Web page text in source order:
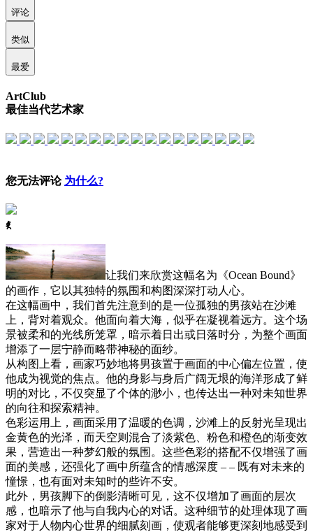
评论
类似
最爱
ArtClub
最佳当代艺术家
您无法评论 为什么?
ꈅ
让我们来欣赏这幅名为《Ocean Bound》
的画作，它以其独特的氛围和构图深深打动人心。
在这幅画中，我们首先注意到的是一位孤独的男孩站在沙滩
上，背对着观众。他面向着大海，似乎在凝视着远方。这个场
景被柔和的光线所笼罩，暗示着日出或日落时分，为整个画面
增添了一层宁静而略带神秘的面纱。
从构图上看，画家巧妙地将男孩置于画面的中心偏左位置，使
他成为视觉的焦点。他的身影与身后广阔无垠的海洋形成了鲜
明的对比，不仅突显了个体的渺小，也传达出一种对未知世界
的向往和探索精神。
色彩运用上，画面采用了温暖的色调，沙滩上的反射光呈现出
金黄色的光泽，而天空则混合了淡紫色、粉色和橙色的渐变效
果，营造出一种梦幻般的氛围。这些色彩的搭配不仅增强了画
面的美感，还强化了画中所蕴含的情感深度 – – 既有对未来的
憧憬，也有面对未知时的些许不安。
此外，男孩脚下的倒影清晰可见，这不仅增加了画面的层次
感，也暗示了他与自我内心的对话。这种细节的处理体现了画
家对于人物内心世界的细腻刻画，使观者能够更深刻地感受到